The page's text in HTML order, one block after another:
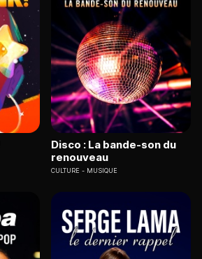
Disco : La bande-son du
renouveau
CULTURE MUSIQUE